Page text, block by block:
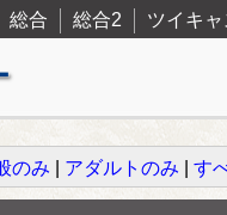
総合 総合2 ツイキャ
のみ アダルトのみ す